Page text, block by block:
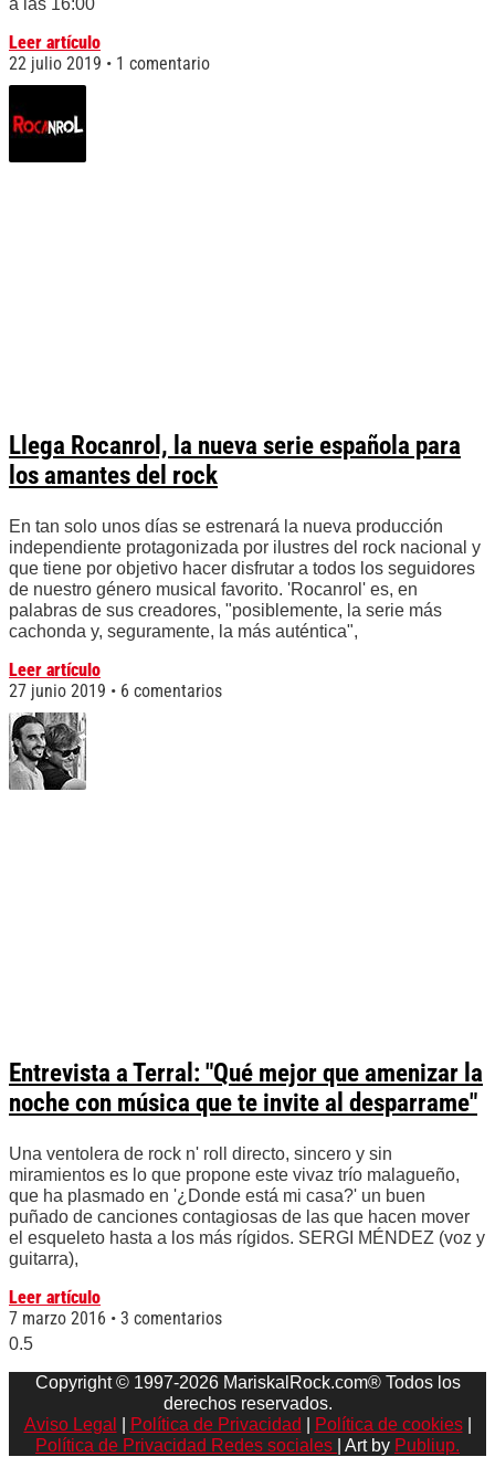
a las 16:00
Leer artículo
22 julio 2019
1 comentario
Llega Rocanrol, la nueva serie española para
los amantes del rock
En tan solo unos días se estrenará la nueva producción
independiente protagonizada por ilustres del rock nacional y
que tiene por objetivo hacer disfrutar a todos los seguidores
de nuestro género musical favorito. 'Rocanrol' es, en
palabras de sus creadores, "posiblemente, la serie más
cachonda y, seguramente, la más auténtica",
Leer artículo
27 junio 2019
6 comentarios
Entrevista a Terral: "Qué mejor que amenizar la
noche con música que te invite al desparrame"
Una ventolera de rock n' roll directo, sincero y sin
miramientos es lo que propone este vivaz trío malagueño,
que ha plasmado en '¿Donde está mi casa?' un buen
puñado de canciones contagiosas de las que hacen mover
el esqueleto hasta a los más rígidos. SERGI MÉNDEZ (voz y
guitarra),
Leer artículo
7 marzo 2016
3 comentarios
Copyright © 1997-2026 MariskalRock.com® Todos los
derechos reservados.
Aviso Legal
Política de Privacidad Política de cookies|
Política de Privacidad Redes sociales
| Art by Publiup.